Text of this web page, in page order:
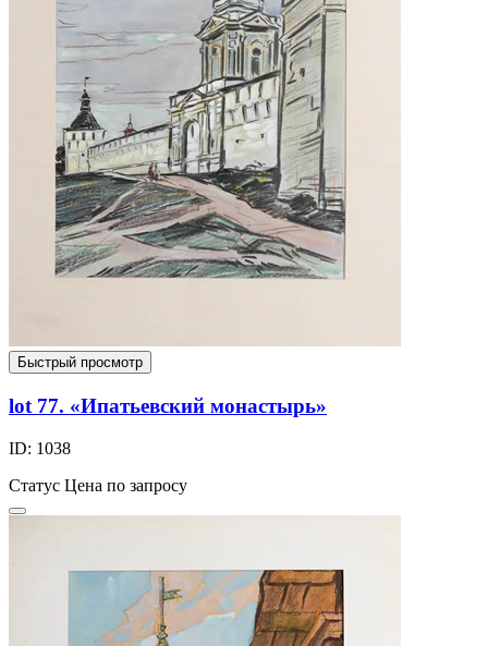
Быстрый просмотр
lot 77. «Ипатьевский монастырь»
ID: 1038
Статус Цена по запросу